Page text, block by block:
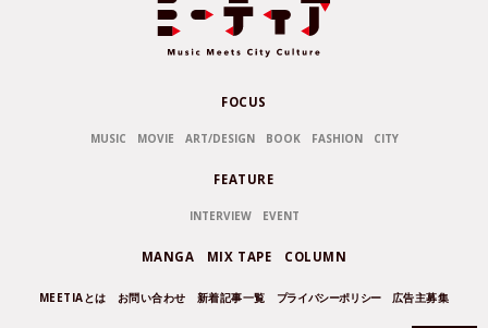
FOCUS
MUSIC MOVIE ART/DESIGN BOOK FASHION CITY
FEATURE
INTERVIEW EVENT
MANGA MIX TAPE COLUMN
MEETIAとは お問い合わせ 新着記事一覧 プライバシーポリシー 広告主募集